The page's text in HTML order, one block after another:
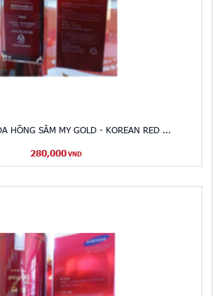
HỒNG SÂM MY GOLD - KOREAN RED ...
280,000 VND